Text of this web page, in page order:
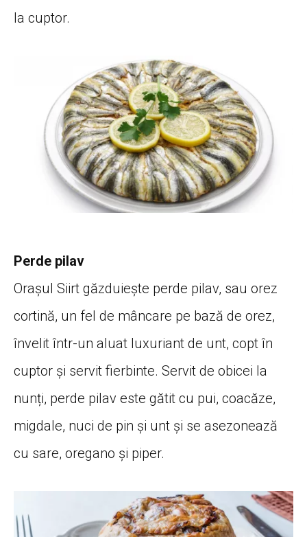
la cuptor.
Perde pilav
Orașul Siirt găzduiește perde pilav, sau orez
cortină, un fel de mâncare pe bază de orez,
învelit într-un aluat luxuriant de unt, copt în
cuptor și servit fierbinte. Servit de obicei la
nunți, perde pilav este gătit cu pui, coacăze,
migdale, nuci de pin și unt și se asezonează
cu sare, oregano și piper.